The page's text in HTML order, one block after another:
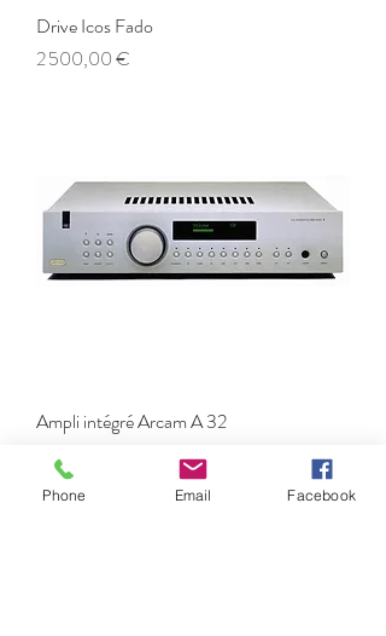
Drive Icos Fado
Prix
2 500,00 €
Ampli intégré Arcam A 32
Prix
950,00 €
Phone Email Facebook